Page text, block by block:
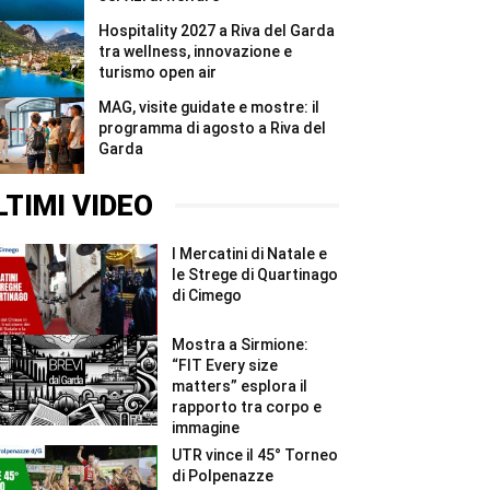
Hospitality 2027 a Riva del Garda
tra wellness, innovazione e
turismo open air
MAG, visite guidate e mostre: il
programma di agosto a Riva del
Garda
VIDEO
I Mercatini di Natale e
le Strege di Quartinago
di Cimego
Mostra a Sirmione:
“FIT Every size
matters” esplora il
rapporto tra corpo e
immagine
UTR vince il 45° Torneo
di Polpenazze